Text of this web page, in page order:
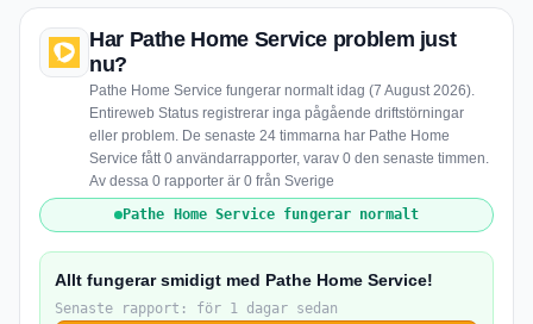
Har Pathe Home Service problem just
nu?
Pathe Home Service fungerar normalt idag (7 August 2026).
Entireweb Status registrerar inga pågående driftstörningar
eller problem. De senaste 24 timmarna har Pathe Home
Service fått 0 användarrapporter, varav 0 den senaste timmen.
Av dessa 0 rapporter är 0 från Sverige
Pathe Home Service fungerar normalt
Allt fungerar smidigt med Pathe Home Service!
Senaste rapport: för 1 dagar sedan